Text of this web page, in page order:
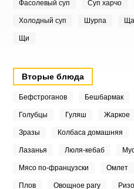
Фасолевый суп Суп харчо
Холодный суп Шурпа
Щи
Вторые блюда
Бефстроганов Бешбармак
Голубцы Гуляш Жаркое
Зразы Колбаса домашняя
Лазанья Люля-кебаб
Мясо по-французски Омлет
Плов Овощное рагу